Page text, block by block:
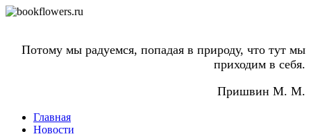
Потому мы радуемся, попадая в природу, что тут мы
приходим в себя.
Пришвин М. М.
Главная
Новости